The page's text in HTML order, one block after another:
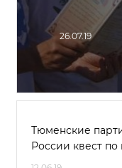
26.07.19
Тюменские
России квест по